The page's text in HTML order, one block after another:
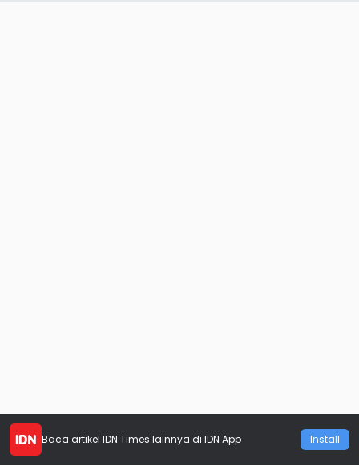
Baca artikel IDN Times lainnya di IDN App Install